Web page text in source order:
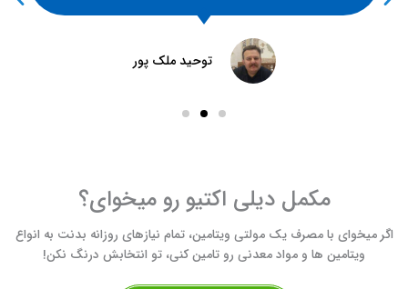
توحید ملک پور
مکمل دیلی اکتیو رو میخوای؟
اگر میخوای با مصرف یک مولتی ویتامین، تمام نیازهای روزانه بدنت به انواع
ویتامین ها و مواد معدنی رو تامین کنی، تو انتخابش درنگ نکن!